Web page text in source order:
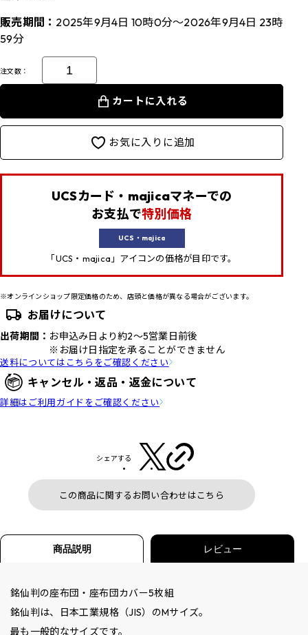
販売期間： 2025年9月4日 10時0分～2026年9月4日 23時
59分
注文数：
カートに入れる
お気に入りに追加
UCSカード・majicaマネーでの
お支払で特別価格
UCS・majica
「UCS・majica」アイコンの価格が目印です。
※オンラインショップ限定価格のため、店頭と価格が異なる場合がございます。
お届けについて
出荷期間： お申込み日より約2～5営業日前後
※お届け日指定を承ることができません
送料についてはこちらをご確認ください
キャンセル・返品・返金について
詳細はご利用ガイドをご確認ください
シェアする
この商品に関するお問い合わせはこちら
商品説明 レビュー
銘仙判の座布団・座布団カバー5枚組
銘仙判は、日本工業規格（JIS）のMサイズ。
最も一般的なサイズです。